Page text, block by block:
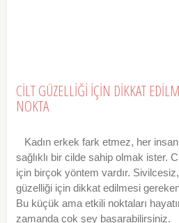
CİLT GÜZELLİĞİ İÇİN DİKKAT
NOKTA
Kadın erkek fark etmez, her
sağlıklı bir cilde sahip olmak ister.
için birçok yöntem vardır.
güzelliği için dikkat edilmesi
Bu küçük ama etkili noktaları
zamanda çok şey başarabilirsiniz.